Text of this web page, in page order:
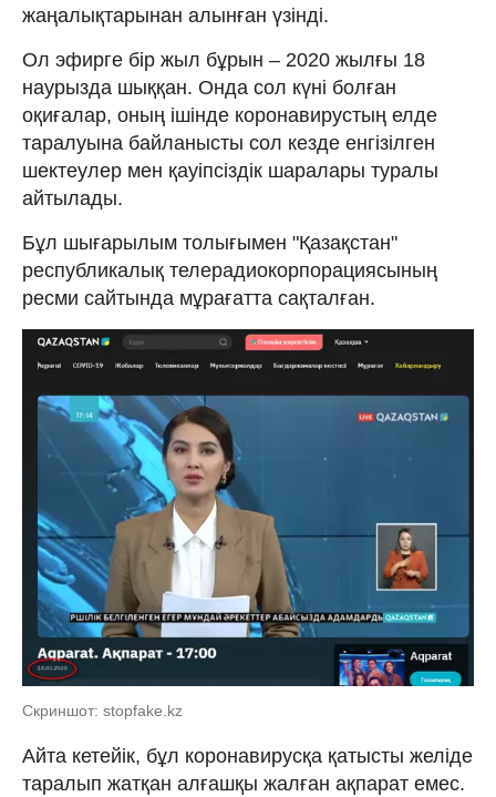
жаңалықтарынан алынған үзінді.
Ол эфирге бір жыл бұрын – 2020 жылғы 18
наурызда шыққан. Онда сол күні болған
оқиғалар, оның ішінде коронавирустың елде
таралуына байланысты сол кезде енгізілген
шектеулер мен қауіпсіздік шаралары туралы
айтылады.
Бұл шығарылым толығымен "Қазақстан"
республикалық телерадиокорпорациясының
ресми сайтында мұрағатта сақталған.
Скриншот: stopfake.kz
Айта кетейік, бұл коронавирусқа қатысты желіде
таралып жатқан алғашқы жалған ақпарат емес.